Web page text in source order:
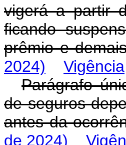
vigerá a partir
ficando
prêmio e
2024)
Vigência
Parágrafo
de seguros
antes da
de 2024)